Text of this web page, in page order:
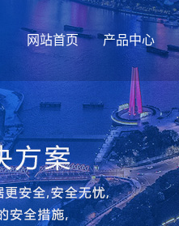
网站首页 产品中心